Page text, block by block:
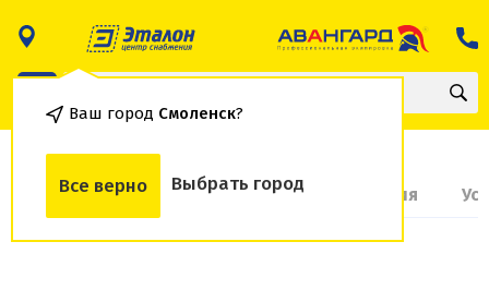
Ваш город Смоленск?
Все верно Выбрать город
О товаре Доставка и оплата Гарантия